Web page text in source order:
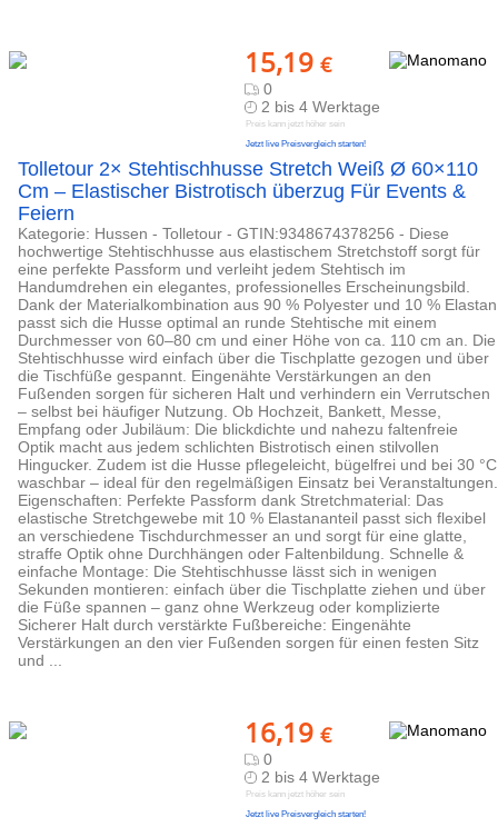
15,19 €
0
2 bis 4 Werktage
Preis kann jetzt höher sein
Jetzt live Preisvergleich starten!
Tolletour 2× Stehtischhusse Stretch Weiß Ø 60×110
Cm – Elastischer Bistrotisch überzug Für Events &
Feiern
Kategorie: Hussen - Tolletour - GTIN:9348674378256 - Diese
hochwertige Stehtischhusse aus elastischem Stretchstoff sorgt für
eine perfekte Passform und verleiht jedem Stehtisch im
Handumdrehen ein elegantes, professionelles Erscheinungsbild.
Dank der Materialkombination aus 90 % Polyester und 10 % Elastan
passt sich die Husse optimal an runde Stehtische mit einem
Durchmesser von 60–80 cm und einer Höhe von ca. 110 cm an. Die
Stehtischhusse wird einfach über die Tischplatte gezogen und über
die Tischfüße gespannt. Eingenähte Verstärkungen an den
Fußenden sorgen für sicheren Halt und verhindern ein Verrutschen
– selbst bei häufiger Nutzung. Ob Hochzeit, Bankett, Messe,
Empfang oder Jubiläum: Die blickdichte und nahezu faltenfreie
Optik macht aus jedem schlichten Bistrotisch einen stilvollen
Hingucker. Zudem ist die Husse pflegeleicht, bügelfrei und bei 30 °C
waschbar – ideal für den regelmäßigen Einsatz bei Veranstaltungen.
Eigenschaften: Perfekte Passform dank Stretchmaterial: Das
elastische Stretchgewebe mit 10 % Elastananteil passt sich flexibel
an verschiedene Tischdurchmesser an und sorgt für eine glatte,
straffe Optik ohne Durchhängen oder Faltenbildung. Schnelle &
einfache Montage: Die Stehtischhusse lässt sich in wenigen
Sekunden montieren: einfach über die Tischplatte ziehen und über
die Füße spannen – ganz ohne Werkzeug oder komplizierte
Sicherer Halt durch verstärkte Fußbereiche: Eingenähte
Verstärkungen an den vier Fußenden sorgen für einen festen Sitz
und ...
16,19 €
0
2 bis 4 Werktage
Preis kann jetzt höher sein
Jetzt live Preisvergleich starten!